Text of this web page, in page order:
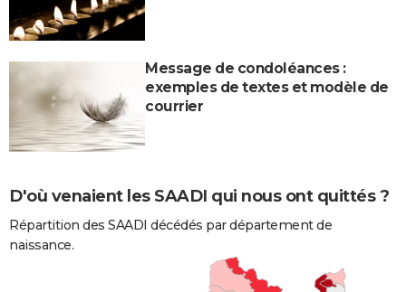
Message de condoléances :
exemples de textes et modèle de
courrier
D'où venaient les SAADI qui nous ont quittés ?
Répartition des SAADI décédés par département de
naissance.